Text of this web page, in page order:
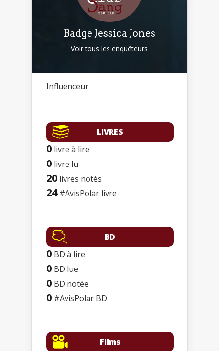
Badge Jessica Jones
Voir tous les enquêteurs
Influenceur
LIVRES
0 livre à lire
0 livre lu
20 livres notés
24#AvisPolar livre
BD
0 BD à lire
0 BD lue
0 BD notée
0 #AvisPolar BD
Films